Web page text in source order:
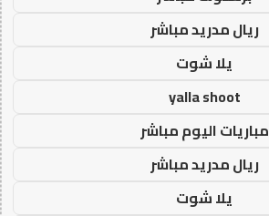
ريال مدريد مباشر
يلا شوت
yalla shoot
مباريات اليوم مباشر
ريال مدريد مباشر
يلا شوت